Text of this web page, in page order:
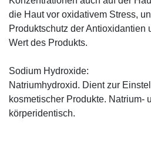
die Haut vor oxidativem Stress,
Produktschutz der Antioxidantien
Wert des Produkts.
Sodium Hydroxide:
Natriumhydroxid. Dient zur
kosmetischer Produkte. Natrium-
körperidentisch.